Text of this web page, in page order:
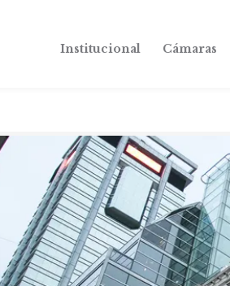
Institucional Cámaras